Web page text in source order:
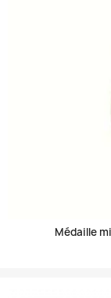
Médaille